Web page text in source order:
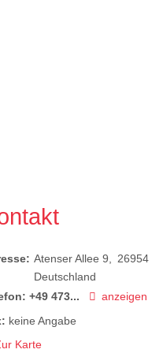
Atenser Allee 9 26954
Deutschland
+49 473...
anzeigen
keine Angabe
Karte